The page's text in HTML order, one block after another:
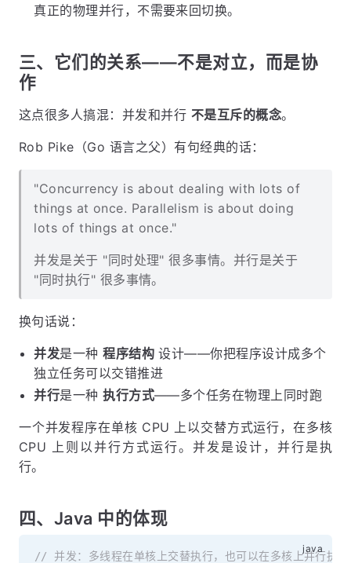
真正的物理并行，不需要来回切换。
三、它们的关系——不是对立，而是协
作
这点很多人搞混：并发和并行 不是互斥的概念。
Rob Pike（Go 语言之父）有句经典的话：
"Concurrency is about dealing with lots of
things at once. Parallelism is about doing
lots of things at once."
并发是关于 "同时处理" 很多事情。并行是关于
"同时执行" 很多事情。
换句话说：
并发是一种程序结构 设计——你把程序设计成多个
独立任务可以交错推进
并行是一种执行方式——多个任务在物理上同时跑
一个并发程序在单核 CPU 上以交替方式运行，在多核
CPU 上则以并行方式运行。并发是设计，并行是执
行。
四、Java 中的体现
// 并发：多线程在单核上交替执行，也可以在多核上并行执行